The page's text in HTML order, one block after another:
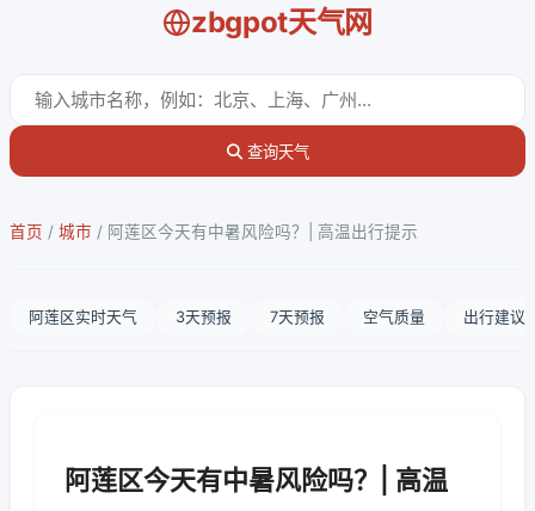
zbgpot天气网
查询天气
首页 / 城市 / 阿莲区今天有中暑风险吗？| 高温出行提示
阿莲区实时天气 3天预报 7天预报 空气质量 出行建议
阿莲区今天有中暑风险吗？| 高温